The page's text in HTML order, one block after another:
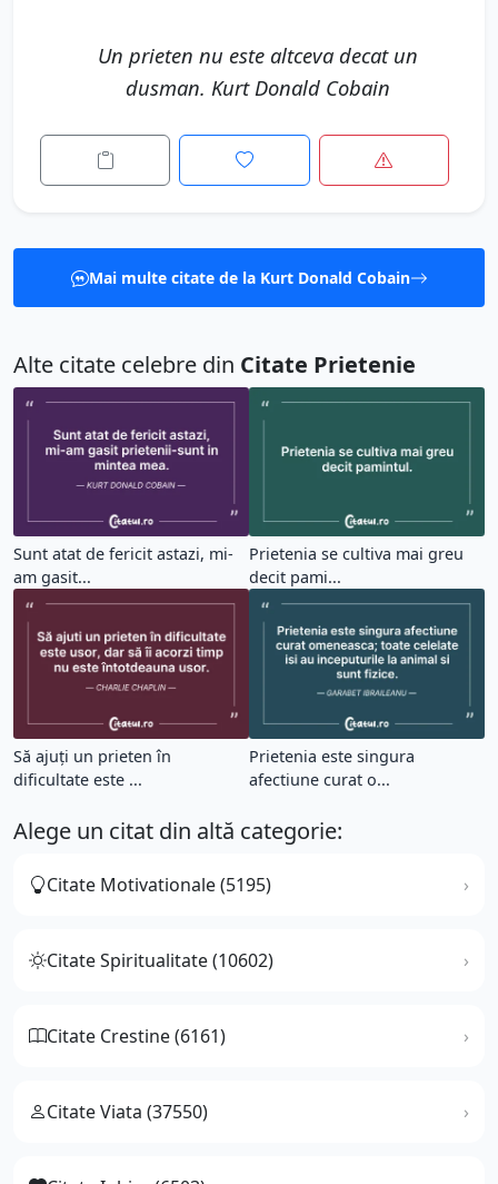
Un prieten nu este altceva decat un
dusman. Kurt Donald Cobain
Mai multe citate de la Kurt Donald Cobain
Alte citate celebre din Citate Prietenie
Sunt atat de fericit astazi, mi-
am gasit...
Prietenia se cultiva mai greu
decit pami...
Să ajuți un prieten în
dificultate este ...
Prietenia este singura
afectiune curat o...
Alege un citat din altă categorie:
Citate Motivationale (5195)
Citate Spiritualitate (10602)
Citate Crestine (6161)
Citate Viata (37550)